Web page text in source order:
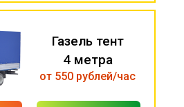
Газель тент
4 метра
от 550 рублей/час